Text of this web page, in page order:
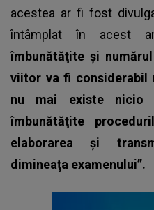
acestea ar fi fost
întâmplat în acest
îmbunătăţite şi
viitor va fi considerabil
nu mai existe nicio
îmbunătăţite
elaborarea şi
dimineaţa examenului”.